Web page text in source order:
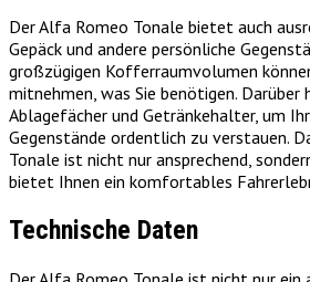
Der Alfa Romeo Tonale bietet auch
Gepäck und andere persönliche
großzügigen Kofferraumvolumen
mitnehmen, was Sie benötigen. Darüber
Ablagefächer und Getränkehalter, um
Gegenstände ordentlich zu verstauen.
Tonale ist nicht nur ansprechend,
bietet Ihnen ein komfortables
Technische Daten